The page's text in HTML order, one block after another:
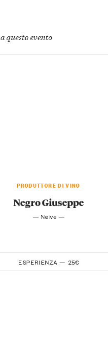
a questo evento
PRODUTTORE DI VINO
Negro Giuseppe
— Neive —
ESPERIENZA — 25€